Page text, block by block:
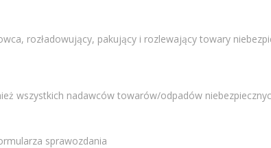
rozładowujący, pakujący i rozlewający towary
wszystkich nadawców towarów/odpadów
sprawozdania